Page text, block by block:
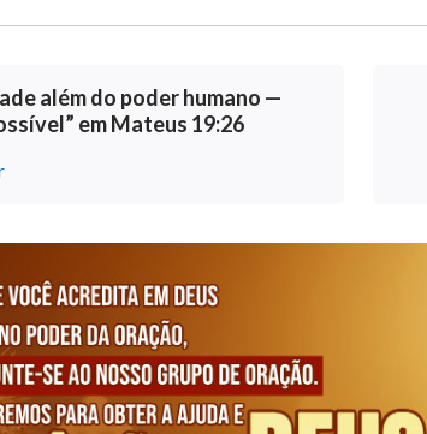
além do poder humano —
em Mateus 19:26